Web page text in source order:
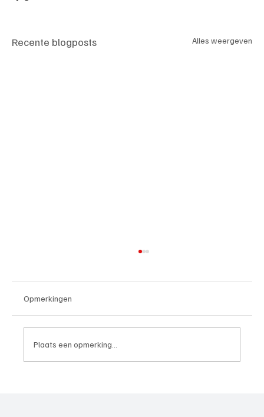
Recente blogposts Alles weergeven
Opmerkingen
Plaats een opmerking...